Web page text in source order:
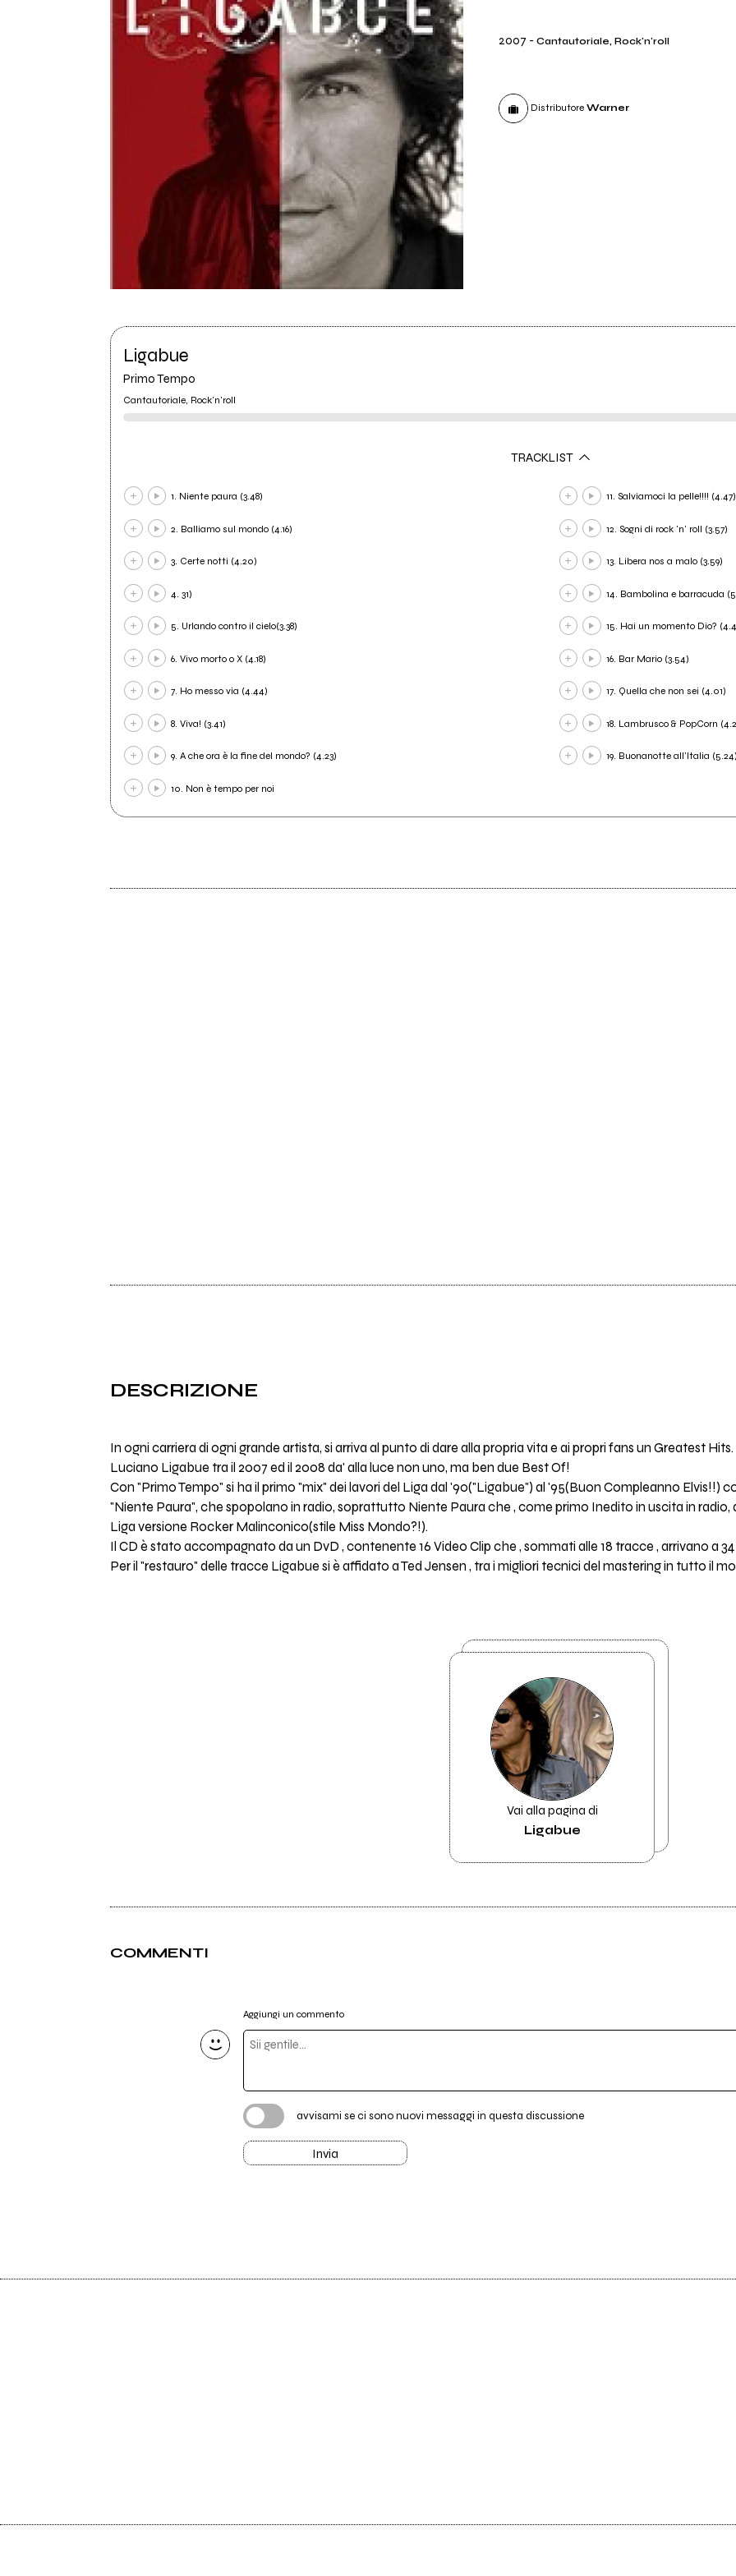
2007 -Cantautoriale, Rock'n'roll
Distributore Warner
Ligabue
Primo Tempo
Cantautoriale, Rock'n'roll
TRACKLIST
1. Niente paura (3.48)
2. Balliamo sul mondo (4.16)
3. Certe notti (4.20)
4. 31)
5. Urlando contro il cielo(3.38)
6. Vivo morto o X (4.18)
7. Ho messo via (4.44)
8. Viva! (3.41)
9. A che ora è la fine del mondo? (4.23)
10. Non è tempo per noi
11. Salviamoci la pelle!!!! (4.47)
12. Sogni di rock 'n' roll (3.57)
13. Libera nos a malo (3.59)
14. Bambolina e barracuda
15. Hai un momento Dio?
16. Bar Mario (3.54)
17. Quella che non sei (4.01)
18. Lambrusco & PopCorn
19. Buonanotte all'Italia
DESCRIZIONE
In ogni carriera di ogni grande artista, si arriva al punto di dare alla propria vita e ai propri fans un Greatest Hits.
Luciano Ligabue tra il 2007 ed il 2008 da' alla luce non uno, ma ben due Best Of!
Con "Primo Tempo" si ha il primo "mix" dei lavori del Liga dal '90("Ligabue") al '95(Buon Compleanno Elvis!!)
"Niente Paura", che spopolano in radio, soprattutto Niente Paura che , come primo Inedito in uscita in radio,
Liga versione Rocker Malinconico(stile Miss Mondo?!).
Il CD è stato accompagnato da un DvD , contenente 16 Video Clip che , sommati alle 18 tracce , arrivano a
Per il "restauro" delle tracce Ligabue si è affidato a Ted Jensen , tra i migliori tecnici del mastering in tutto il
Vai alla pagina di
Ligabue
COMMENTI
Aggiungi un commento
avvisami se ci sono nuovi messaggi in questa discussione
Invia